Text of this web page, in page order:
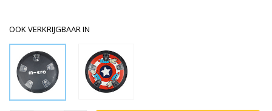
OOK VERKRIJGBAAR IN